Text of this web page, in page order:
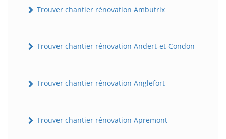
Trouver chantier rénovation Ambutrix
Trouver chantier rénovation Andert-et-Condon
Trouver chantier rénovation Anglefort
Trouver chantier rénovation Apremont